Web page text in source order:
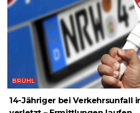
BRÜHL
14-Jähriger bei Verkehrsunfall